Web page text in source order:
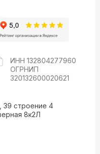
ИНН 132804277960
ОГРНИП
320132600020621
39 строение 4
8к2Л